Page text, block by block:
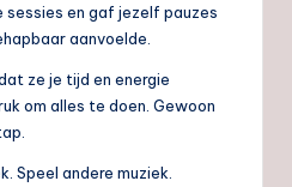
en gaf jezelf pauzes
aanvoelde.
ze je tijd en energie
om alles te doen. Gewoon
Speel andere muziek.